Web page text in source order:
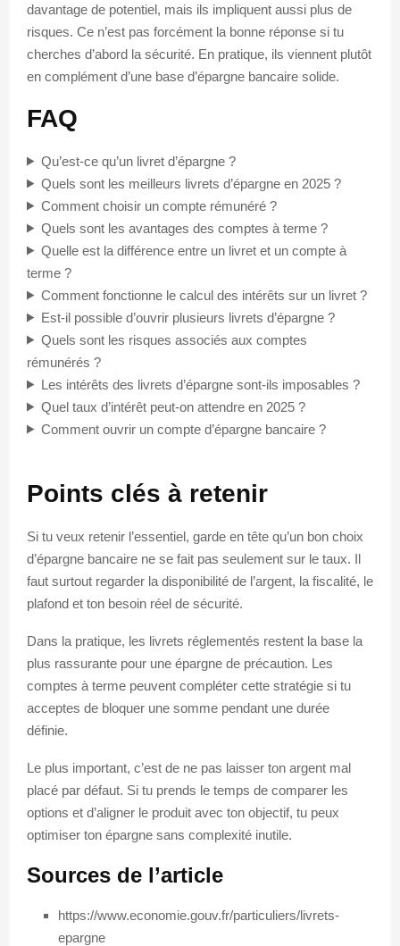
davantage de potentiel, mais ils impliquent aussi plus de
risques. Ce n’est pas forcément la bonne réponse si tu
cherches d’abord la sécurité. En pratique, ils viennent plutôt
en complément d’une base d’épargne bancaire solide.
FAQ
Qu’est-ce qu’un livret d’épargne ?
Quels sont les meilleurs livrets d’épargne en 2025 ?
Comment choisir un compte rémunéré ?
Quels sont les avantages des comptes à terme ?
Quelle est la différence entre un livret et un compte à
terme ?
Comment fonctionne le calcul des intérêts sur un livret ?
Est-il possible d’ouvrir plusieurs livrets d’épargne ?
Quels sont les risques associés aux comptes
rémunérés ?
Les intérêts des livrets d’épargne sont-ils imposables ?
Quel taux d’intérêt peut-on attendre en 2025 ?
Comment ouvrir un compte d’épargne bancaire ?
Points clés à retenir
Si tu veux retenir l’essentiel, garde en tête qu’un bon choix
d’épargne bancaire ne se fait pas seulement sur le taux. Il
faut surtout regarder la disponibilité de l’argent, la fiscalité, le
plafond et ton besoin réel de sécurité.
Dans la pratique, les livrets réglementés restent la base la
plus rassurante pour une épargne de précaution. Les
comptes à terme peuvent compléter cette stratégie si tu
acceptes de bloquer une somme pendant une durée
définie.
Le plus important, c’est de ne pas laisser ton argent mal
placé par défaut. Si tu prends le temps de comparer les
options et d’aligner le produit avec ton objectif, tu peux
optimiser ton épargne sans complexité inutile.
Sources de l’article
https://www.economie.gouv.fr/particuliers/livrets-
epargne